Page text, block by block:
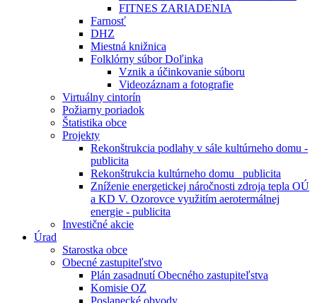
FITNES ZARIADENIA
Farnosť
DHZ
Miestná knižnica
Folklórny súbor Doľinka
Vznik a účinkovanie súboru
Videozáznam a fotografie
Virtuálny cintorín
Požiarny poriadok
Štatistika obce
Projekty
Rekonštrukcia podlahy v sále kultúrneho domu -
publicita
Rekonštrukcia kultúrneho domu _publicita
Zníženie energetickej náročnosti zdroja tepla OÚ
a KD V. Ozorovce využitím aerotermálnej
energie - publicita
Investičné akcie
Úrad
Starostka obce
Obecné zastupiteľstvo
Plán zasadnutí Obecného zastupiteľstva
Komisie OZ
Poslanecké obvody